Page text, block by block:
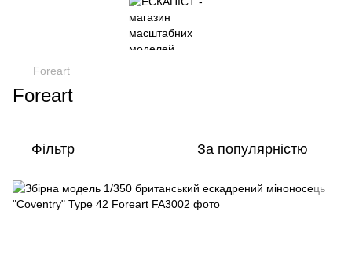
Foreart
Foreart
Фільтр За популярністю